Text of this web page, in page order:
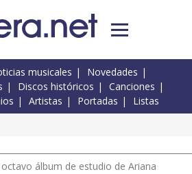
musicales
Novedades
Discos históricos
Canciones
Artistas Portadas Listas
álbum de estudio de Ariana